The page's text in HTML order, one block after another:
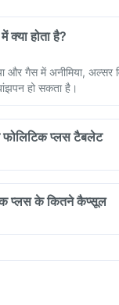
क्या होता है?
और गैस में अनीमिया,
हो सकता है।
फोलिटिक प्लस टैबलेट
प्लस के कितने कैप्सूल